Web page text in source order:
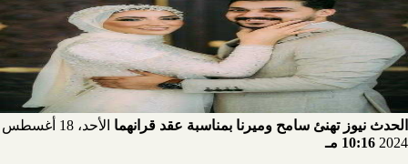
الحدث نيوز تهنئ سامح وميرنا بمناسبة عقد قرانهما
الأحد، 18 أغسطس
2024 10:16 مـ